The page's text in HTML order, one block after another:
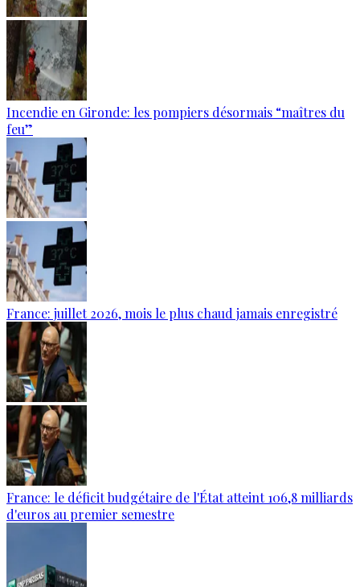
Incendie en Gironde: les pompiers désormais “maîtres du
feu”
France: juillet 2026, mois le plus chaud jamais enregistré
France: le déficit budgétaire de l'État atteint 106,8 milliards
d'euros au premier semestre